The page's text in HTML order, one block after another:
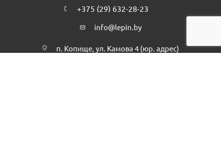
+375 (29) 632-28-23
info@lepin.by
п. Копище, ул. Камова 4 (юр. адрес)